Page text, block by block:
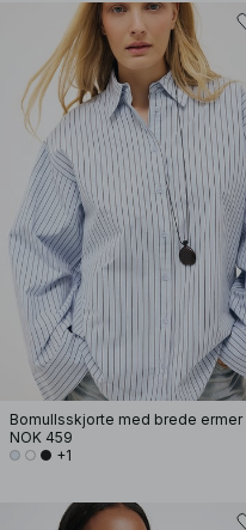
Bomullsskjorte med brede ermer
NOK 459
+1